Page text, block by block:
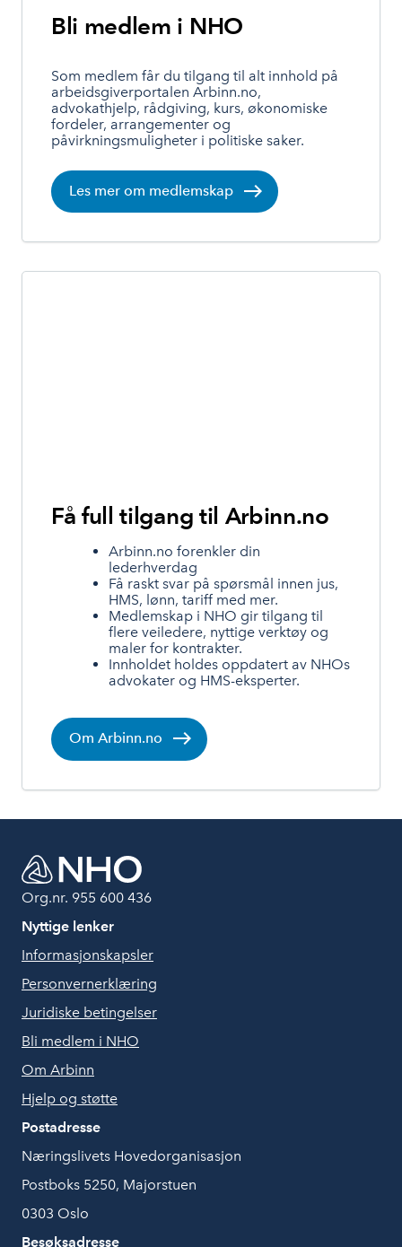
Bli medlem i NHO
Som medlem får du tilgang til alt innhold på
arbeidsgiverportalen Arbinn.no,
advokathjelp, rådgiving, kurs, økonomiske
fordeler, arrangementer og
påvirkningsmuligheter i politiske saker.
Les mer om medlemskap
Få full tilgang til Arbinn.no
Arbinn.no forenkler din
lederhverdag
Få raskt svar på spørsmål innen jus,
HMS, lønn, tariff med mer.
Medlemskap i NHO gir tilgang til
flere veiledere, nyttige verktøy og
maler for kontrakter.
Innholdet holdes oppdatert av NHOs
advokater og HMS-eksperter.
Om Arbinn.no
Org.nr. 955 600 436
Nyttige lenker
Informasjonskapsler
Personvernerklæring
Juridiske betingelser
Bli medlem i NHO
Om Arbinn
Hjelp og støtte
Postadresse
Næringslivets Hovedorganisasjon
Postboks 5250, Majorstuen
0303 Oslo
Besøksadresse